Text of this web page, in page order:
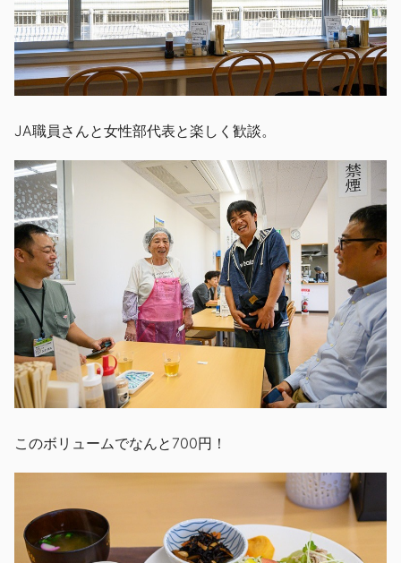
JA職員さんと女性部代表と楽しく歓談。
このボリュームでなんと700円！